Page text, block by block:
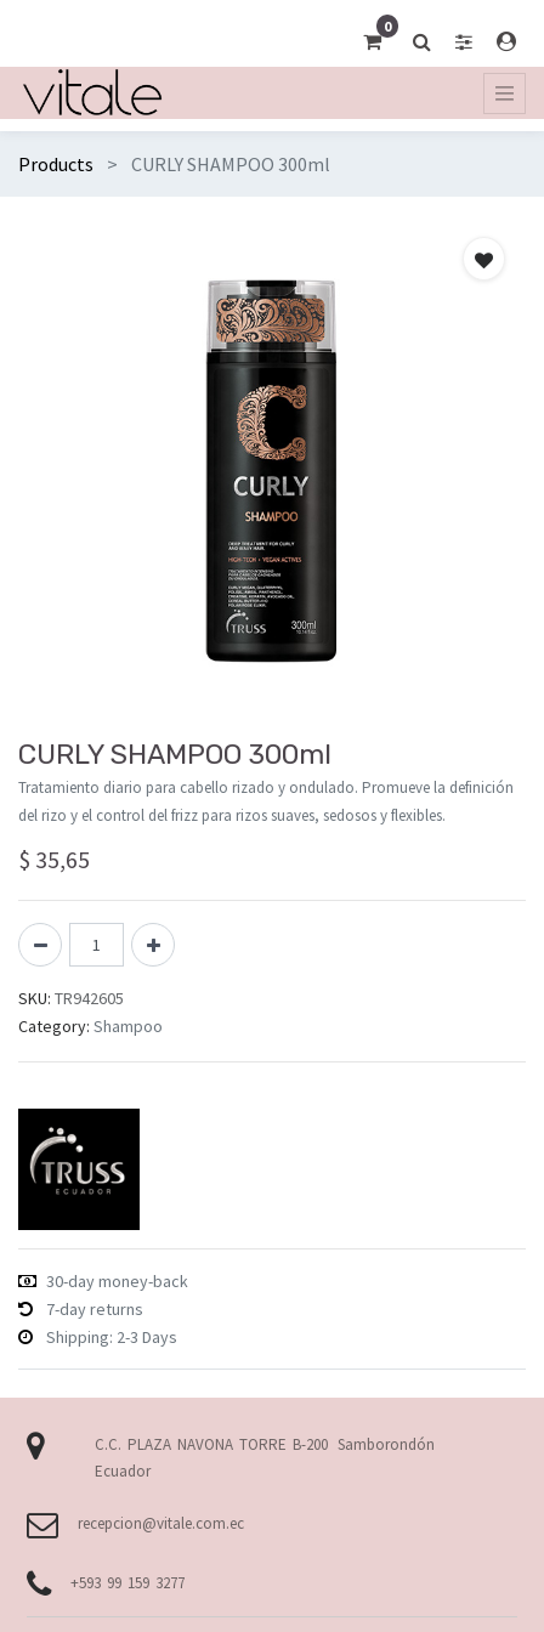
0
Products CURLY SHAMPOO 300ml
CURLY SHAMPOO 300ml
Tratamiento diario para cabello rizado y ondulado. Promueve la definición
del rizo y el control del frizz para rizos suaves, sedosos y flexibles.
$ 35,65
SKU: TR942605
Category: Shampoo
30-day money-back
7-day returns
Shipping: 2-3 Days
C.C. PLAZA NAVONA TORRE B-200 Samborondón
Ecuador
recepcion@vitale.com.ec
+593 99 159 3277